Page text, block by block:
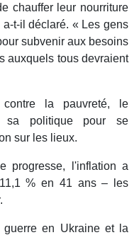
chauffer leur nourriture
t-il déclaré. « Les gens
subvenir aux besoins
auxquels tous devraient
la pauvreté, le
sa politique pour se
sur les lieux.
progresse, l'inflation a
% en 41 ans – les
guerre en Ukraine et la